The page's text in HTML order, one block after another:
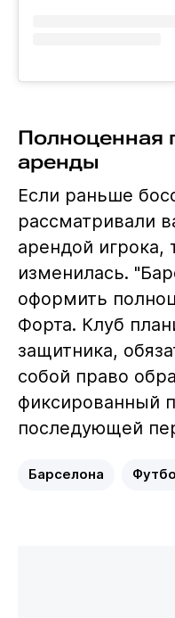
Полноценная
аренды
Если раньше
рассматривали
арендой игрока,
изменилась.
оформить
Форта. Клуб
защитника,
собой право
фиксированный
последующей
Барселона